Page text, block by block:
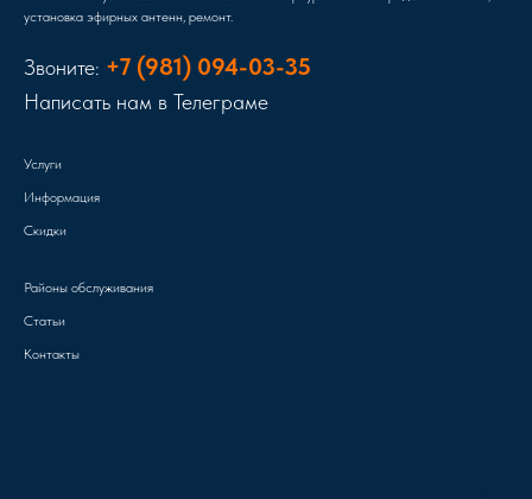
установка эфирных антенн, ремонт.
Звоните: +7 (981) 094-03-35
Написать нам в Телеграме
Услуги
Информация
Скидки
Районы обслуживания
Статьи
Контакты